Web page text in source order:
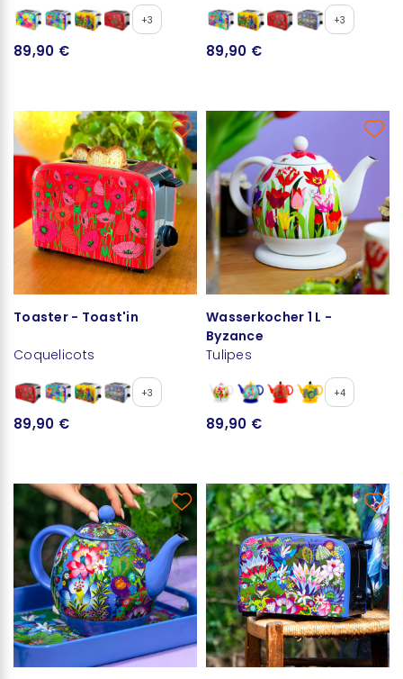
+3
89,90 €
+3
89,90 €
Toaster - Toast'in
Coquelicots
+3
89,90 €
Wasserkocher 1 L -
Byzance
Tulipes
+4
89,90 €